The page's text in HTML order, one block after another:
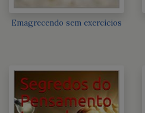
Emagrecendo sem exercicios